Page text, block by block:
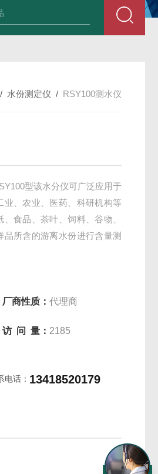
国XRF-2020系列膜厚仪/测厚仪/X光机
/ 水份测定仪 / RSY100测水仪
型该水分仪可广泛应用于
、农业、医药、科研机构等
食品、茶叶、饲料、谷物、
所含的游离水份进行含量测
厂商性质：代理商
访 问 量： 2185
电话： 13418520179